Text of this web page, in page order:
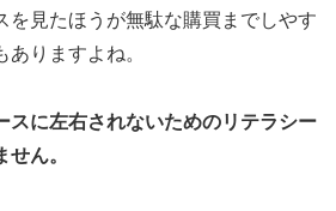
を見たほうが無駄な購買までしやす
りますよね。
スに左右されないためのリテラシー
ん。